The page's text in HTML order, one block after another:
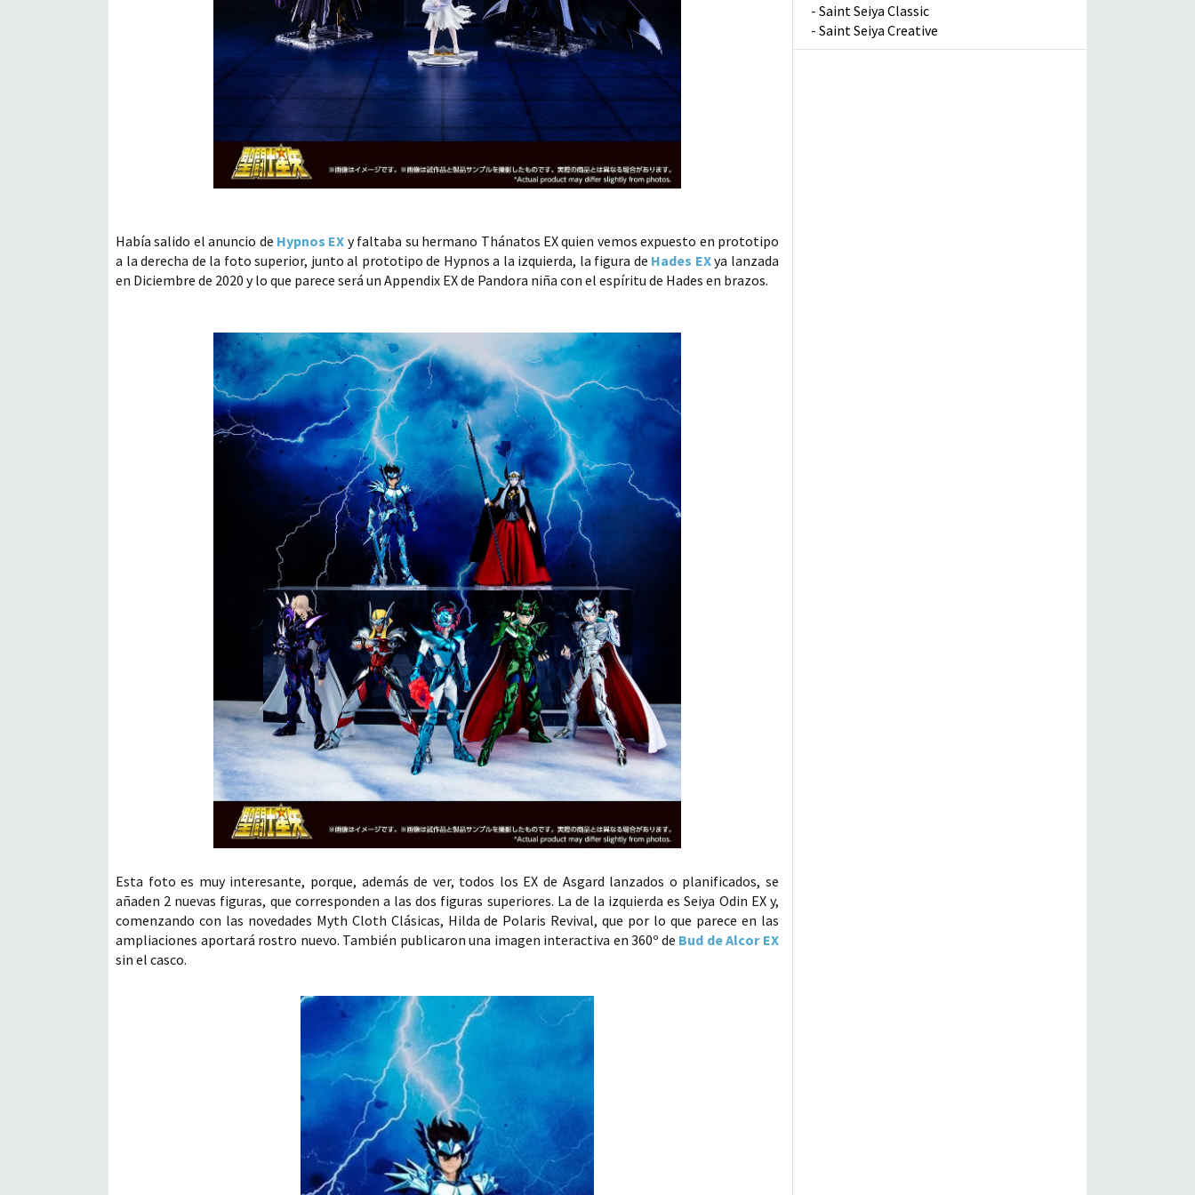
Había salido el anuncio de Hypnos EX y faltaba su hermano Thánatos EX quien vemos expuesto en prototipo
a la derecha de la foto superior, junto al prototipo de Hypnos a la izquierda, la figura de Hades EXya lanzada
en Diciembre de 2020 y lo que parece será un Appendix EX de Pandora niña con el espíritu de Hades en brazos.
Esta foto es muy interesante, porque, además de ver, todos los EX de Asgard lanzados o planificados, se
añaden 2 nuevas figuras, que corresponden a las dos figuras superiores. La de la izquierda es Seiya Odin EX y,
comenzando con las novedades Myth Cloth Clásicas, Hilda de Polaris Revival, que por lo que parece en las
ampliaciones aportará rostro nuevo. También publicaron una imagen interactiva en 360º de Bud de Alcor EX
sin el casco.
- Saint Seiya Classic
- Saint Seiya Creative